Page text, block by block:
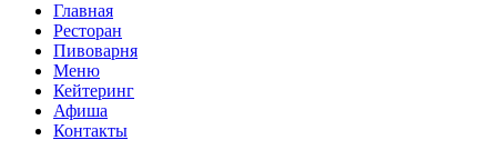
Главная
Ресторан
Пивоварня
Меню
Кейтеринг
Афиша
Контакты